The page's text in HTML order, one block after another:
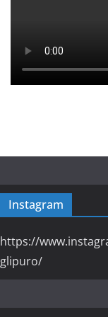
Instagram
https://
glipuro/